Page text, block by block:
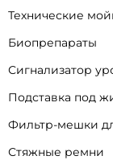
Технические
Биопрепараты
Сигнализатор
Подставка под
Фильтр-мешки
Стяжные ремни